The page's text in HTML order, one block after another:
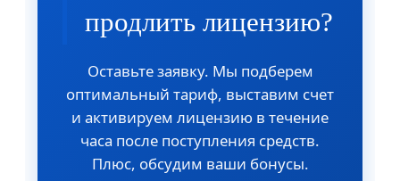
продлить лицензию?
Оставьте заявку. Мы подберем
оптимальный тариф, выставим счет
и активируем лицензию в течение
часа после поступления средств.
Плюс, обсудим ваши бонусы.